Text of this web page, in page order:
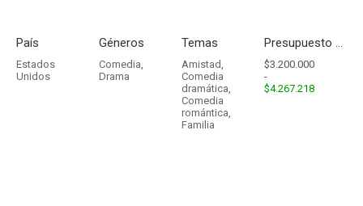
País
Estados
Unidos
Géneros
Comedia,
Drama
Temas
Amistad,
Comedia
dramática,
Comedia
romántica,
Familia
Presupuesto - Ingresos
$3.200.000
-
$4.267.218